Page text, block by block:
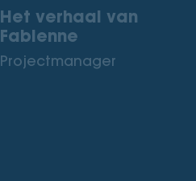
Het verhaal van
Fabienne
Projectmanager